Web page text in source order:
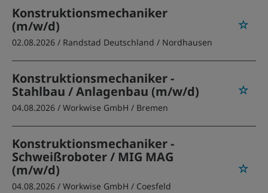
Konstruktionsmechaniker
(m/w/d)
02.08.2026 / Randstad Deutschland / Nordhausen
Konstruktionsmechaniker -
Stahlbau / Anlagenbau (m/w/d)
04.08.2026 / Workwise GmbH / Bremen
Konstruktionsmechaniker -
Schweißroboter / MIG MAG
(m/w/d)
04.08.2026 / Workwise GmbH / Coesfeld